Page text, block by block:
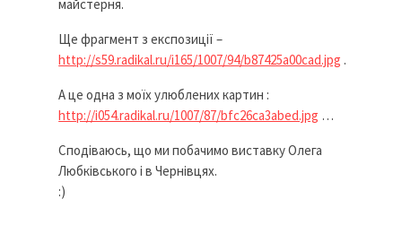
майстерня.
Ще фрагмент з експозиції –
http://s59.radikal.ru/i165/1007/94/b87425a00cad.jpg .
А це одна з моїх улюблених картин :
http://i054.radikal.ru/1007/87/bfc26ca3abed.jpg …
Сподіваюсь, що ми побачимо виставку Олега
Любківського і в Чернівцях.
:)